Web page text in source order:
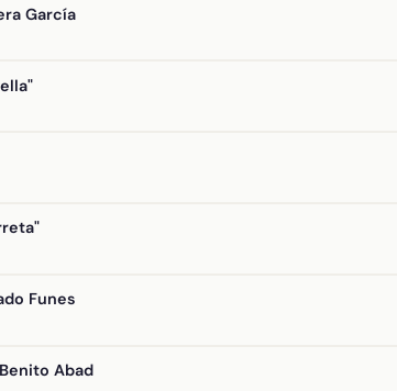
García
Funes
Abad